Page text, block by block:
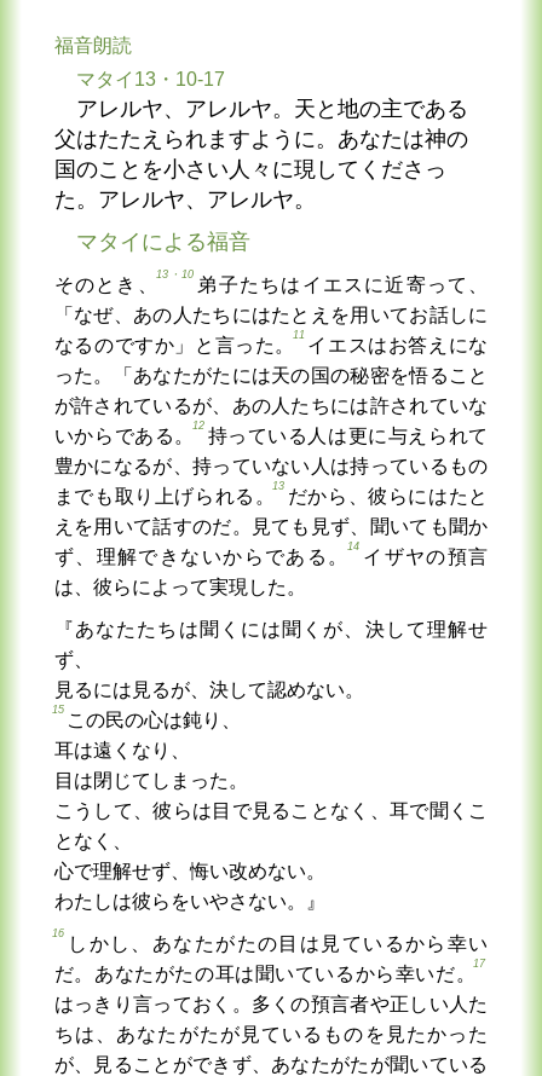
福音朗読
マタイ13・10-17
アレルヤ、アレルヤ。天と地の主である
父はたたえられますように。あなたは神の
国のことを小さい人々に現してくださっ
た。アレルヤ、アレルヤ。
マタイによる福音
そのとき、
13・10
弟子たちはイエスに近寄って、
「なぜ、あの人たちにはたとえを用いてお話しに
なるのですか」と言った。
11
イエスはお答えにな
った。「あなたがたには天の国の秘密を悟ること
が許されているが、あの人たちには許されていな
いからである。
12
持っている人は更に与えられて
豊かになるが、持っていない人は持っているもの
までも取り上げられる。
13
だから、彼らにはたと
えを用いて話すのだ。見ても見ず、聞いても聞か
ず、理解できないからである。
14
イザヤの預言
は、彼らによって実現した。
『あなたたちは聞くには聞くが、決して理解せ
ず、
見るには見るが、決して認めない。
15
この民の心は鈍り、
耳は遠くなり、
目は閉じてしまった。
こうして、彼らは目で見ることなく、耳で聞くこ
となく、
心で理解せず、悔い改めない。
わたしは彼らをいやさない。』
16
しかし、あなたがたの目は見ているから幸い
だ。あなたがたの耳は聞いているから幸いだ。
17
はっきり言っておく。多くの預言者や正しい人た
ちは、あなたがたが見ているものを見たかった
が、見ることができず、あなたがたが聞いている